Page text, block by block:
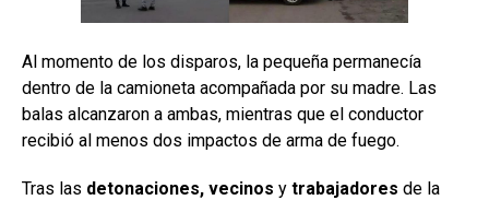
Al momento de los disparos, la pequeña permanecía
dentro de la camioneta acompañada por su madre. Las
balas alcanzaron a ambas, mientras que el conductor
recibió al menos dos impactos de arma de fuego.
Tras las detonaciones, vecinos y trabajadores de la